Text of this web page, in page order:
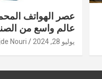
عصر الهواتف
عالم واسع من
يوليو 28, 2024 Nouri